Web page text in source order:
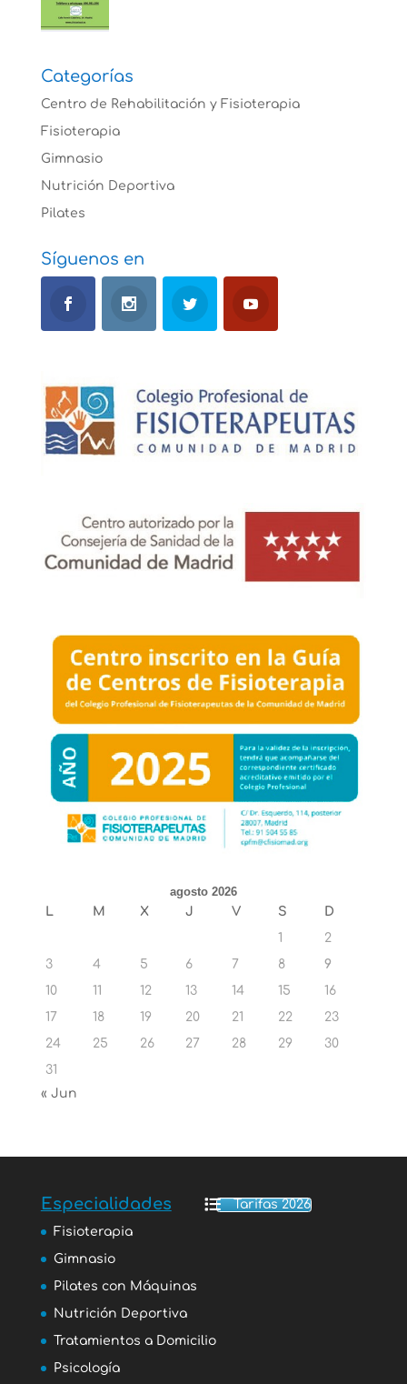
Categorías
Centro de Rehabilitación y Fisioterapia
Fisioterapia
Gimnasio
Nutrición Deportiva
Pilates
Síguenos en
agosto 2026
L
M X J V S
D
1
2
3
4 5 6 7 8
9
10
11 12 13 14 15
16
17
18 19 20 21 22
23
24
25 26 27 28 29
30
31
« Jun
Especialidades
Fisioterapia
Gimnasio
Pilates con Máquinas
Nutrición Deportiva
Tratamientos a Domicilio
Psicología
Tarifas 2026